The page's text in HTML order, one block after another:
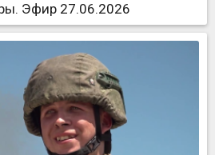
Эфир 27.06.2026